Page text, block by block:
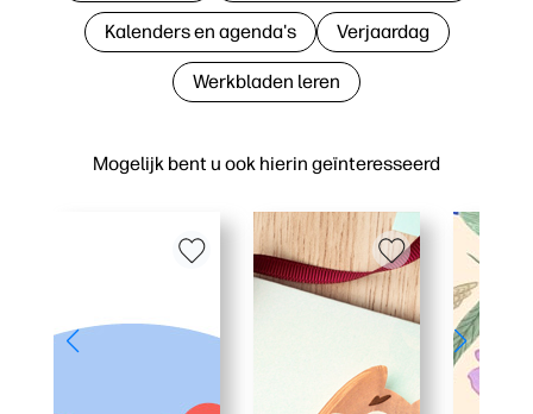
Mogelijk bent u ook hierin geïnteresseerd
Kalenders en agenda's Verjaardag
Werkbladen leren